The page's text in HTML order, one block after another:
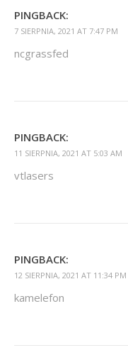
PINGBACK:
7 SIERPNIA, 2021 AT 7:47 PM
ncgrassfed
PINGBACK:
11 SIERPNIA, 2021 AT 5:03 AM
vtlasers
PINGBACK:
12 SIERPNIA, 2021 AT 11:34 PM
kamelefon